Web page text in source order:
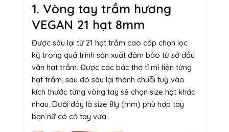
1. Vòng tay trầm hương
VEGAN 21 hạt 8mm
Được sâu lại từ 21 hạt trầm cao cấp chọn lọc
kỹ trong quá trình sản xuất đảm bảo từ sớ dầu
vân hạt trầm. Được các bác thợ tỉ mỉ tiện từng
hạt trầm, sau đó sâu lại thành chuỗi tuỳ vào
kích thước từng vòng tay sẻ chọn size hạt khác
nhau. Dưới đây là size 8ly (mm) phù hợp tay
bạn nữ có cổ tay vừa.